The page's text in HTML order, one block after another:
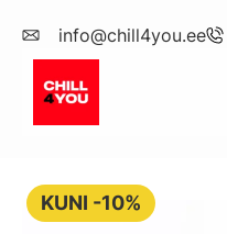
info@chill4you.ee
KUNI -10%